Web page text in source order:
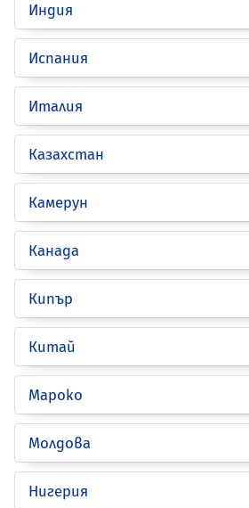
Индия
Испания
Италия
Казахстан
Камерун
Канада
Кипър
Китай
Мароко
Молдова
Нигерия